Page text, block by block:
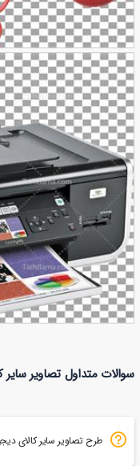
تصویر با کیفیت موس و سبد
48
سوالات متداول تصاویر سایر
طرح تصاویر سایر کالای